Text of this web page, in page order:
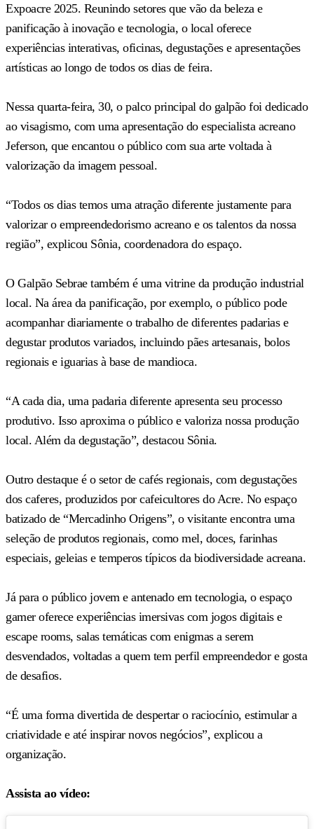
Expoacre 2025. Reunindo setores que vão da beleza e
panificação à inovação e tecnologia, o local oferece
experiências interativas, oficinas, degustações e apresentações
artísticas ao longo de todos os dias de feira.
Nessa quarta-feira, 30, o palco principal do galpão foi dedicado
ao visagismo, com uma apresentação do especialista acreano
Jeferson, que encantou o público com sua arte voltada à
valorização da imagem pessoal.
“Todos os dias temos uma atração diferente justamente para
valorizar o empreendedorismo acreano e os talentos da nossa
região”, explicou Sônia, coordenadora do espaço.
O Galpão Sebrae também é uma vitrine da produção industrial
local. Na área da panificação, por exemplo, o público pode
acompanhar diariamente o trabalho de diferentes padarias e
degustar produtos variados, incluindo pães artesanais, bolos
regionais e iguarias à base de mandioca.
“A cada dia, uma padaria diferente apresenta seu processo
produtivo. Isso aproxima o público e valoriza nossa produção
local. Além da degustação”, destacou Sônia.
Outro destaque é o setor de cafés regionais, com degustações
dos caferes, produzidos por cafeicultores do Acre. No espaço
batizado de “Mercadinho Origens”, o visitante encontra uma
seleção de produtos regionais, como mel, doces, farinhas
especiais, geleias e temperos típicos da biodiversidade acreana.
Já para o público jovem e antenado em tecnologia, o espaço
gamer oferece experiências imersivas com jogos digitais e
escape rooms, salas temáticas com enigmas a serem
desvendados, voltadas a quem tem perfil empreendedor e gosta
de desafios.
“É uma forma divertida de despertar o raciocínio, estimular a
criatividade e até inspirar novos negócios”, explicou a
organização.
Assista ao vídeo: